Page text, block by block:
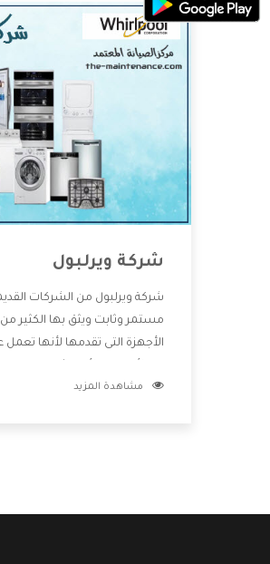
شركة ويرلبول
شركة ويرلبول من الشركات
مستمر وثابت ويثق بها الكثير
الأجهزة التى تقدمها لأنها تعمل
خدمات ما بعد البيع مع المنتجات
مشاهدة المزيد